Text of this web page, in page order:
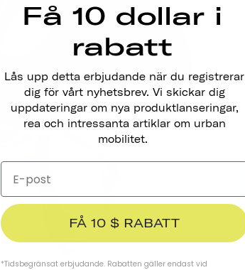
Få 10 dollar i
rabatt
Lås upp detta erbjudande när du registrerar
dig för vårt nyhetsbrev. Vi skickar dig
uppdateringar om nya produktlanseringar,
rea och intressanta artiklar om urban
mobilitet.
FÅ 10 $ RABATT
*Tidsbegränsat erbjudande. Rabatten gäller endast vid